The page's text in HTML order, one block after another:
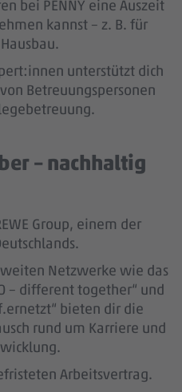
bei PENNY eine Auszeit
kannst – z. B. für
unterstützt dich
Betreuungspersonen
– nachhaltig
Group, einem der
Netzwerke wie das
– different together“ und
bieten dir die
rund um Karriere und
Arbeitsvertrag.